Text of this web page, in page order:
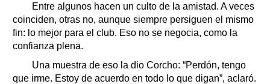
Entre algunos hacen un culto de la amistad. A veces
coinciden, otras no, aunque siempre persiguen el mismo
fin: lo mejor para el club. Eso no se negocia, como la
confianza plena.
Una muestra de eso la dio Corcho: “Perdón, tengo
que irme. Estoy de acuerdo en todo lo que digan”, aclaró.